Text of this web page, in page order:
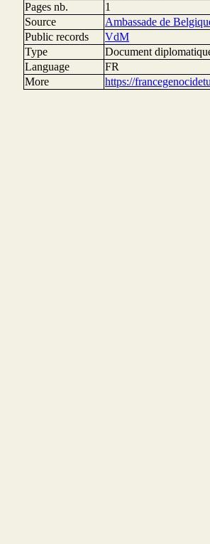
Pages nb.
1
Source
Ambassade de
Public records
VdM
Type
Document
Language
FR
More
https://